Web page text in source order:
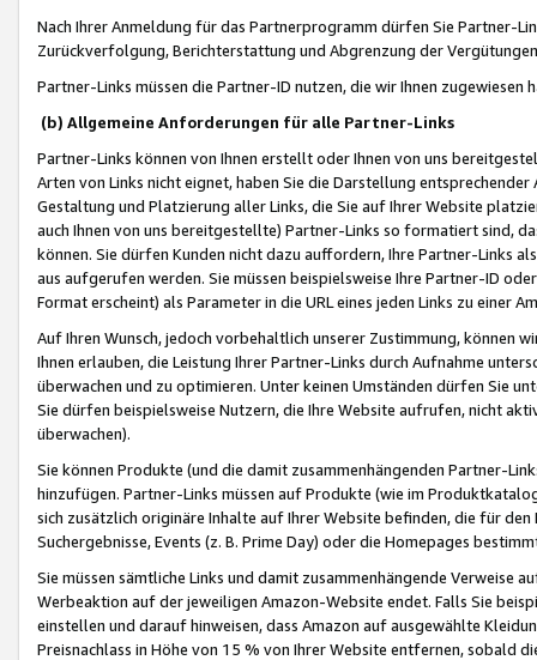
Nach Ihrer Anmeldung für das Partnerprogramm dürfen Sie Partner-
Zurückverfolgung, Berichterstattung und Abgrenzung der
Partner-Links müssen die Partner-ID nutzen, die wir Ihnen zugewiesen
(b) Allgemeine Anforderungen für alle Partner-Links
Partner-Links können von Ihnen erstellt oder Ihnen von uns
Arten von Links nicht eignet, haben Sie die Darstellung
Gestaltung und Platzierung aller Links, die Sie auf Ihrer Website
auch Ihnen von uns bereitgestellte) Partner-Links so formatiert sind,
können. Sie dürfen Kunden nicht dazu auffordern, Ihre Partner-Links
aus aufgerufen werden. Sie müssen beispielsweise Ihre Partner-ID
Format erscheint) als Parameter in die URL eines jeden Links zu einer
Auf Ihren Wunsch, jedoch vorbehaltlich unserer Zustimmung, können
Ihnen erlauben, die Leistung Ihrer Partner-Links durch Aufnahme
überwachen und zu optimieren. Unter keinen Umständen dürfen Sie
Sie dürfen beispielsweise Nutzern, die Ihre Website aufrufen, nicht
überwachen).
Sie können Produkte (und die damit zusammenhängenden Partner-
hinzufügen. Partner-Links müssen auf Produkte (wie im
sich zusätzlich originäre Inhalte auf Ihrer Website befinden, die für
Suchergebnisse, Events (z. B. Prime Day) oder die Homepages
Sie müssen sämtliche Links und damit zusammenhängende
Werbeaktion auf der jeweiligen Amazon-Website endet. Falls Sie
einstellen und darauf hinweisen, dass Amazon auf ausgewählte
Preisnachlass in Höhe von 15 % von Ihrer Website entfernen, sobald